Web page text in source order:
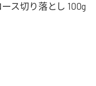
ス切り落とし 100g